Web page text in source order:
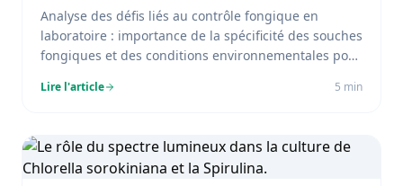
Analyse des défis liés au contrôle fongique en
laboratoire : importance de la spécificité des souches
fongiques et des conditions environnementales pour
Lire l'article 5 min